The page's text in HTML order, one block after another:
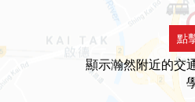
點
顯示瀚然附近的交